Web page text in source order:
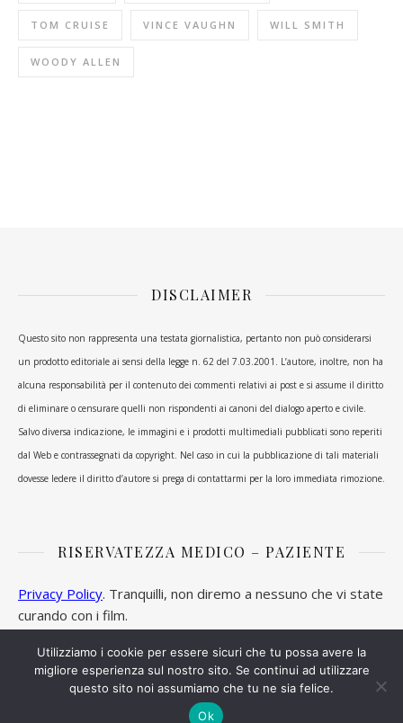
TOM CRUISE VINCE VAUGHN WILL SMITH
WOODY ALLEN
DISCLAIMER
Questo sito non rappresenta una testata giornalistica, pertanto non può considerarsi
un prodotto editoriale ai sensi della legge n. 62 del 7.03.2001. L’autore, inoltre, non ha
alcuna responsabilità per il contenuto dei commenti relativi ai post e si assume il diritto
di eliminare o censurare quelli non rispondenti ai canoni del dialogo aperto e civile.
Salvo diversa indicazione, le immagini e i prodotti multimediali pubblicati sono reperiti
dal Web e contrassegnati da copyright. Nel caso in cui la pubblicazione di tali materiali
dovesse ledere il diritto d’autore si prega di contattarmi per la loro immediata rimozione.
RISERVATEZZA MEDICO – PAZIENTE
Privacy Policy. Tranquilli, non diremo a nessuno che vi state
curando con i film.
Ashe Tema di WP Royal
Utilizziamo i cookie per essere sicuri che tu possa avere la
migliore esperienza sul nostro sito. Se continui ad utilizzare
questo sito noi assumiamo che tu ne sia felice.
Ok